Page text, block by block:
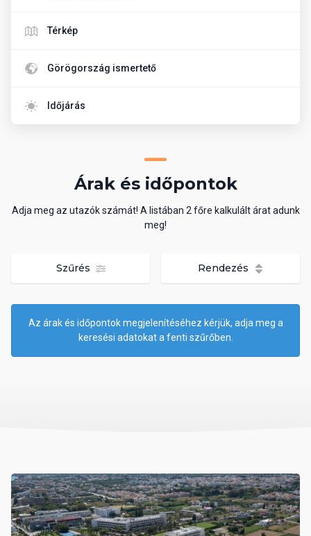
Térkép
Görögország ismertető
Időjárás
Árak és időpontok
Adja meg az utazók számát! A listában 2 főre kalkulált árat adunk
meg!
Szűrés Rendezés
Az árak és időpontok megjelenítéséhez kérjük, adja meg a
keresési adatokat a fenti szűrőben.